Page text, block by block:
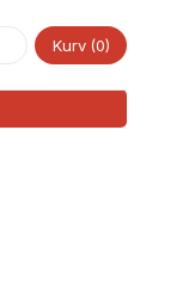
Kurv 0